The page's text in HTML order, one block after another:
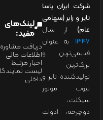
شرکت ایران یاسا
تایر و رابر (سهامی
عام) از سال
۱۳۴۷ به عنوان
قدیمی‌ترین و
بزرگ‌ترین
تولیدکننده تایر و
تیوب موتور
سیکلت،
دوچرخه، ادوات
لینک‌های
مفید:
دریافت مشاوره
اطلاعات مالی
اخبار مرتبط
لیست
داخلی